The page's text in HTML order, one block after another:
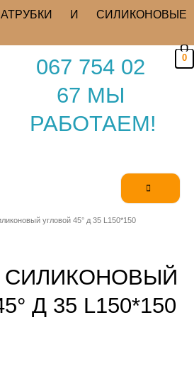
И СИЛИКОНОВЫЕ
067 754 02
67 МЫ
РАБОТАЕМ!
0
угловой 45° д 35 L150*150
СИЛИКОНОВЫЙ
Д 35 L150*150